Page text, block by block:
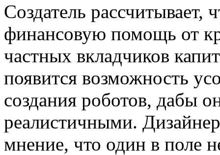
Создатель рассчитывает,
финансовую помощь от
частных вкладчиков
появится возможность
создания роботов, дабы
реалистичными.
мнение, что один в поле